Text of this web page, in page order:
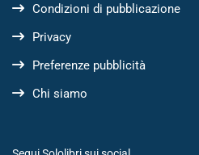
Condizioni di pubblicazione
Privacy
Preferenze pubblicità
Chi siamo